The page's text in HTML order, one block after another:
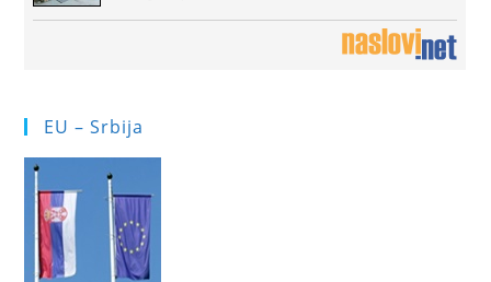
EU – Srbija